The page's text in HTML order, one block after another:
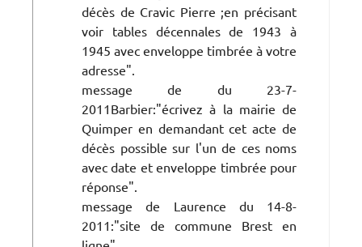
décès de Cravic Pierre ;en précisant
voir tables décennales de 1943 à
1945 avec enveloppe timbrée à votre
adresse".
message de du 23-7-
2011Barbier:"écrivez à la mairie de
Quimper en demandant cet acte de
décès possible sur l'un de ces noms
avec date et enveloppe timbrée pour
réponse".
message de Laurence du 14-8-
2011:"site de commune Brest en